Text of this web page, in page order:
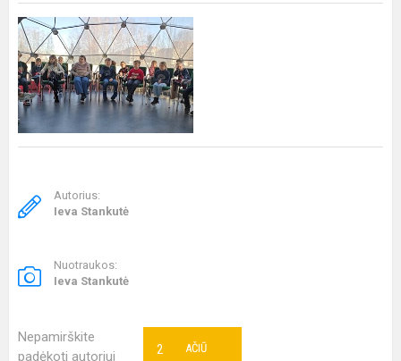
Autorius:
Ieva Stankutė
Nuotraukos:
Ieva Stankutė
Nepamirškite
padėkoti autoriui
AČIŪ
2